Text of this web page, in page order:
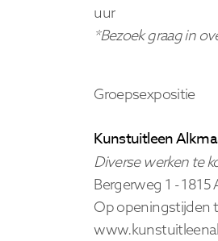
uur
*Bezoek graag in
Groepsexpositie
Kunstuitleen
Diverse werken te
Bergerweg 1 - 1815
Op openingstijden